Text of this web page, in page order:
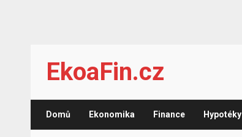
content
EkoaFin.cz
Domů Ekonomika Finance Hypotéky